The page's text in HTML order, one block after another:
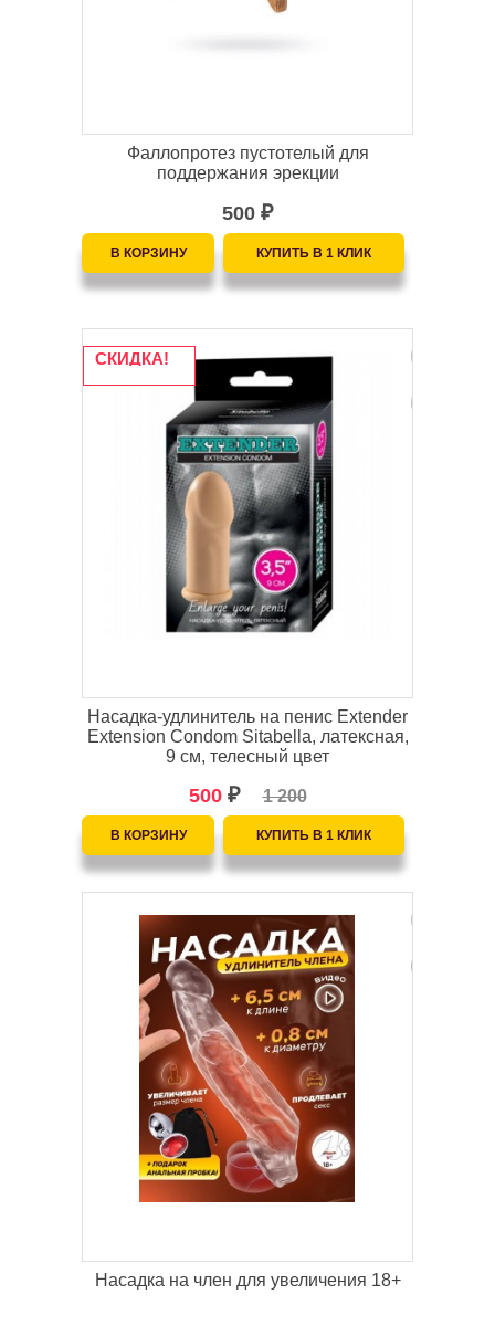
Фаллопротез пустотелый для
поддержания эрекции
500 ₽
СКИДКА!
Насадка-удлинитель на пенис Extender
Extension Condom Sitabella, латексная,
9 см, телесный цвет
500 ₽ 1 200
Насадка на член для увеличения 18+